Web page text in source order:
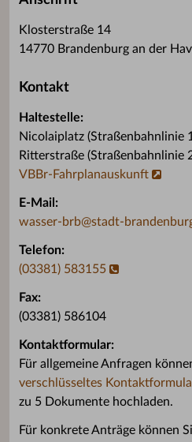
Klosterstraße 14
14770 Brandenburg an der
Kontakt
Haltestelle:
Nicolaiplatz (Straßenbahnlinie
Ritterstraße (Straßenbahnlinie
VBBr-Fahrplanauskunft
E-Mail:
wasser-brb@stadt-
Telefon:
(03381) 583155
Fax:
(03381) 586104
Kontaktformular:
Für allgemeine Anfragen
verschlüsseltes
zu 5 Dokumente hochladen.
Für konkrete Anträge können